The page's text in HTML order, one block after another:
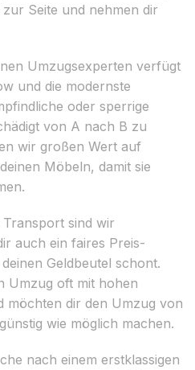
Seite und nehmen dir
Umzugsexperten verfügt
und die modernste
oder sperrige
von A nach B zu
wir großen Wert auf
Möbeln, damit sie
sind wir
auch ein faires Preis-
Geldbeutel schont.
Umzug oft mit hohen
möchten dir den Umzug von
wie möglich machen.
nach einem erstklassigen